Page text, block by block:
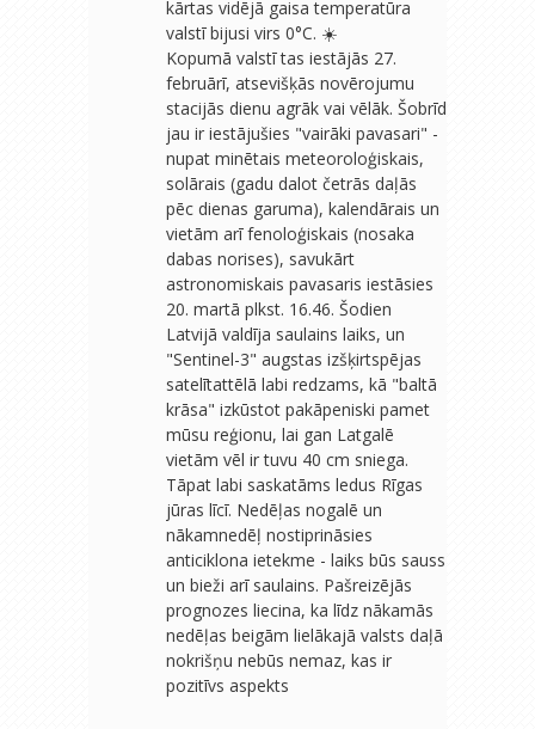
kārtas vidējā gaisa temperatūra
valstī bijusi virs 0°C. ☀️
Kopumā valstī tas iestājās 27.
februārī, atsevišķās novērojumu
stacijās dienu agrāk vai vēlāk. Šobrīd
jau ir iestājušies "vairāki pavasari" -
nupat minētais meteoroloģiskais,
solārais (gadu dalot četrās daļās
pēc dienas garuma), kalendārais un
vietām arī fenoloģiskais (nosaka
dabas norises), savukārt
astronomiskais pavasaris iestāsies
20. martā plkst. 16.46. Šodien
Latvijā valdīja saulains laiks, un
"Sentinel-3" augstas izšķirtspējas
satelītattēlā labi redzams, kā "baltā
krāsa" izkūstot pakāpeniski pamet
mūsu reģionu, lai gan Latgalē
vietām vēl ir tuvu 40 cm sniega.
Tāpat labi saskatāms ledus Rīgas
jūras līcī. Nedēļas nogalē un
nākamnedēļ nostiprināsies
anticiklona ietekme - laiks būs sauss
un bieži arī saulains. Pašreizējās
prognozes liecina, ka līdz nākamās
nedēļas beigām lielākajā valsts daļā
nokrišņu nebūs nemaz, kas ir
pozitīvs aspekts